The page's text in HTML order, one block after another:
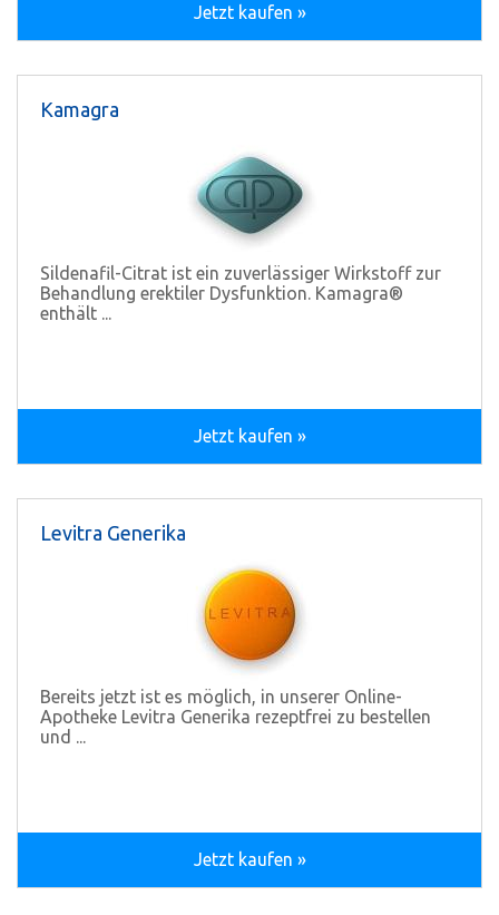
Jetzt kaufen »
Kamagra
Sildenafil-Citrat ist ein zuverlässiger Wirkstoff zur
Behandlung erektiler Dysfunktion. Kamagra®
enthält ...
Jetzt kaufen »
Levitra Generika
Bereits jetzt ist es möglich, in unserer Online-
Apotheke Levitra Generika rezeptfrei zu bestellen
und ...
Jetzt kaufen »